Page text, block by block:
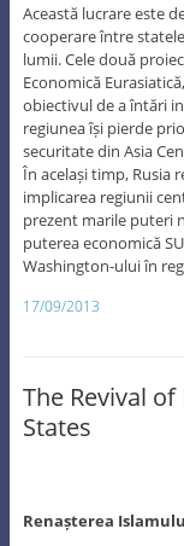
Această lucrare este
cooperare între
lumii. Cele două
Economică
obiectivul de a întări
regiunea își pierde
securitate din Asia
În același timp, Rusia
implicarea regiunii
prezent marile puteri
puterea economică
Washington-ului în
17/09/2013
The Revival
States
Renașterea